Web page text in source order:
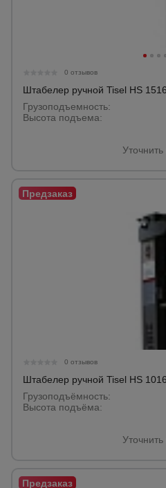
0 отзывов
Штабелер ручной Tisel HS 1516
Грузоподъемность:
Высота подъема:
0 отзывов
Штабелер ручной Tisel HS 1016
Грузоподъёмность:
Высота подъёма: